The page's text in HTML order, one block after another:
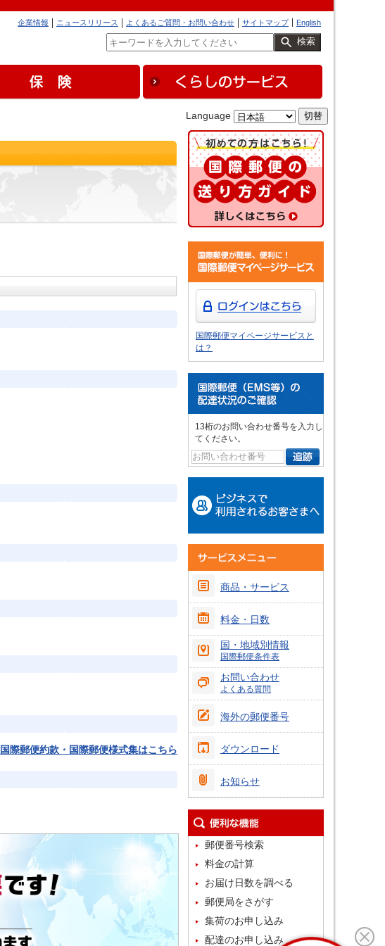
English
サイトマップ
よくあるご質問・お問い合わせ
ニュースリリース
企業情報
検索
Language
国際郵便約款・国際郵便様式集はこちら
国際郵便マイページサービスと
は？
13桁のお問い合わせ番号を入力し
てください。
商品・サービス
料金・日数
国・地域別情報
国際郵便条件表
お問い合わせ
よくある質問
海外の郵便番号
ダウンロード
お知らせ
郵便番号検索
料金の計算
お届け日数を調べる
郵便局をさがす
集荷のお申し込み
配達のお申し込み